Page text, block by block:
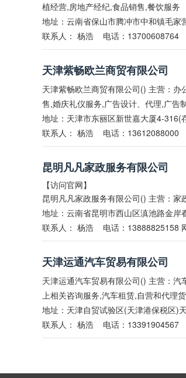
植经营,房地产经纪,食品销售,餐饮服务
地址：云南省保山市腾冲市中和镇毛家
联系人： 杨浩 电话：13700608764
天津紫畅欧兰商贸有限公司
天津紫畅欧兰商贸有限公司() 主营：
售,婚庆礼仪服务,广告设计、代理,广告
地址：天津市东丽区新世嘉大厦4-316(
联系人： 杨浩 电话：13612088000
昆明凡凡家政服务有限公司
【访问官网】
昆明凡凡家政服务有限公司() 主营：
地址：云南省昆明市西山区滇池路金岸
联系人： 杨浩 电话：13888825158
天津运通汽车贸易有限公司
天津运通汽车贸易有限公司() 主营：
上相关咨询服务,汽车租赁,自营和代理
地址：天津自贸试验区(天津港保税区)
联系人： 杨浩 电话：13391904567